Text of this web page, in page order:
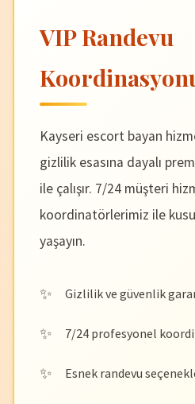
VIP Randevu
Kayseri escort bayan
gizlilik esasına dayalı
ile çalışır. 7/24 müşteri
koordinatörlerimiz ile
yaşayın.
Gizlilik ve güvenlik
7/24 profesyonel
Esnek randevu